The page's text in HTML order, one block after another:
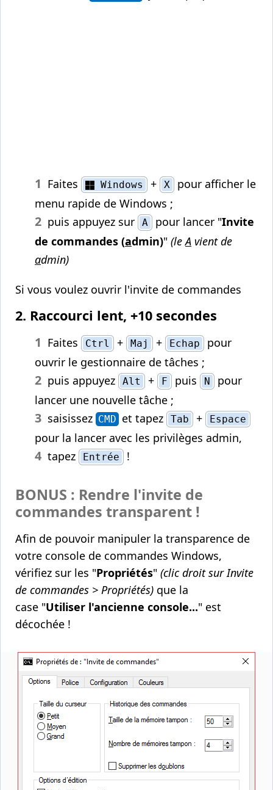
Faites Windows + X
pour afficher le
menu rapide de Windows ;
puis appuyez sur
A pour lancer "Invite
de commandes (admin)" (leA vient de
admin)
Si vous voulez ouvrir l'invite de commandes
2. Raccourci lent, +10 secondes
Faites Ctrl + Maj + Echap
pour
ouvrir le gestionnaire de tâches ;
puis appuyez
Alt + F puis N
pour
lancer une nouvelle tâche ;
saisissez CMD et tapez Tab + Espace
pour la lancer avec les privilèges admin,
tapez
Entrée !
BONUS : Rendre l'invite de
commandes transparent !
Afin de pouvoir manipuler la transparence de
votre console de commandes Windows,
vérifiez sur les "Propriétés" (clic droit sur Invite
de commandes > Propriétés) que la
case "Utiliser l'ancienne console..." est
décochée !